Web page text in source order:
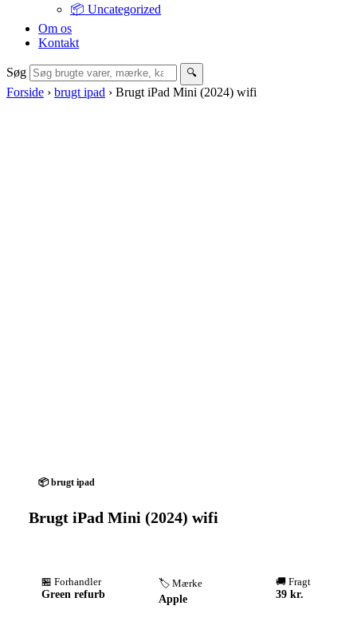
📦 Uncategorized
Om os
Kontakt
Søg 🔍
Forside › brugt ipad › Brugt iPad Mini (2024) wifi
📦 brugt ipad
Brugt iPad Mini (2024) wifi
🏪 Forhandler
Green refurb
🏷️ Mærke
Apple
🚚 Fragt
39 kr.